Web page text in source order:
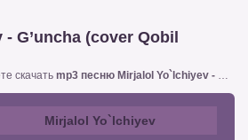
G’uncha (cover Qobil
скачать mp3 песню Mirjalol Yo`lchiyev - G’uncha (cover Qobil Ibrohimov)
Mirjalol Yo`lchiyev